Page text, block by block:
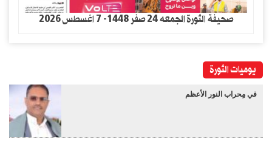
صحيفة الثورة الجمعه 24 صفر 1448- 7 اغسطس 2026
يوميات الثورة
في مِحراب النور الأعظم